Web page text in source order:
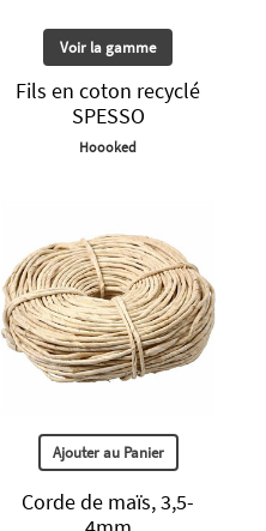
Voir la gamme
Fils en coton recyclé
SPESSO
Hoooked
Ajouter au Panier
Corde de maïs, 3,5-